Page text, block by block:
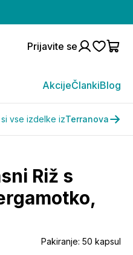
Prijavite se
AkcijeČlankiBlog
vse izdelke izTerranova
Riž s
Pakiranje: 50 kapsul